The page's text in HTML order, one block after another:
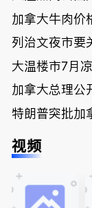
加拿大牛肉价
列治文夜市要
大温楼市7月
加拿大总理公
特朗普突批加
视频